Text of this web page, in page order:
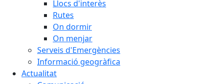
Llocs d'interès
Rutes
On dormir
On menjar
Serveis d'Emergències
Informació geogràfica
Actualitat